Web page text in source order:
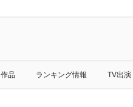
作品 ランキング情報 TV出演